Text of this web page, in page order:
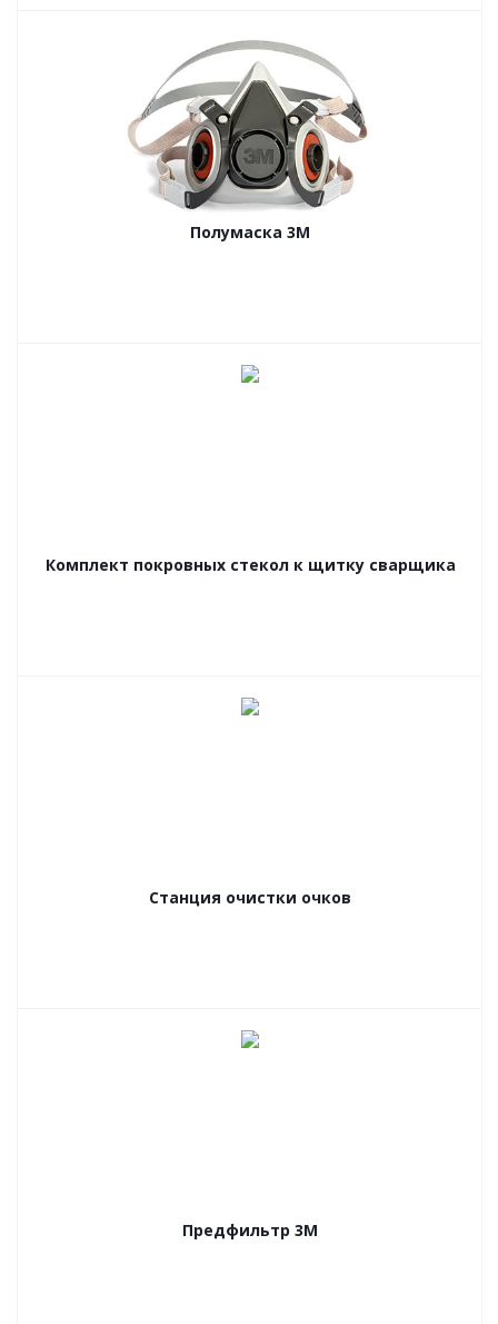
Полумаска 3М
Комплект покровных стекол к щитку сварщика
Станция очистки очков
Предфильтр 3М